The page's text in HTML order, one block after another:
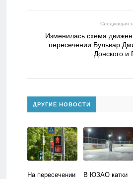
Следующая
Изменилась схема
пересечении Бульвар
Донского и
ДРУГИЕ НОВОСТИ
На пересечении
В ЮЗАО катки